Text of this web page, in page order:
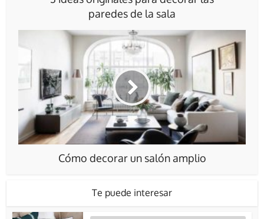
paredes de la sala
Cómo decorar un salón amplio
Te puede interesar